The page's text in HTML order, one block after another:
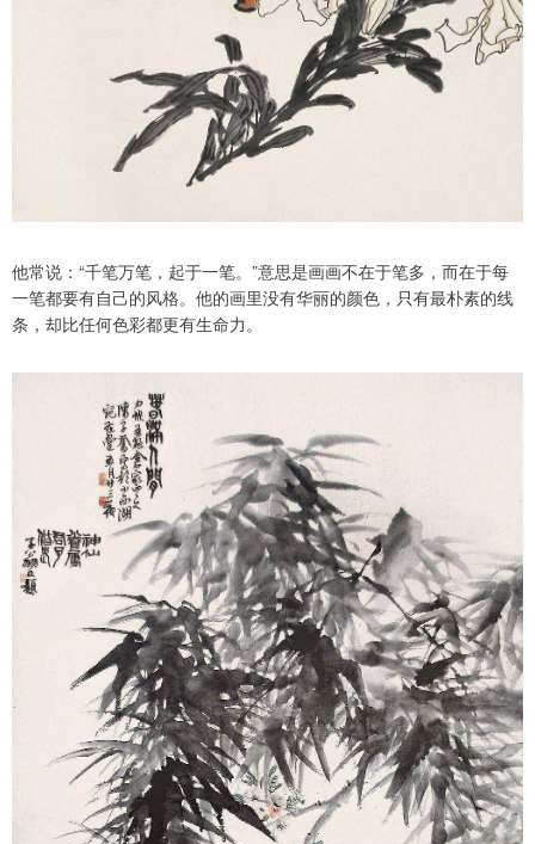
他常说：“千笔万笔，起于一笔。”意思是画画不在于笔多，而在于每
一笔都要有自己的风格。他的画里没有华丽的颜色，只有最朴素的线
条，却比任何色彩都更有生命力。